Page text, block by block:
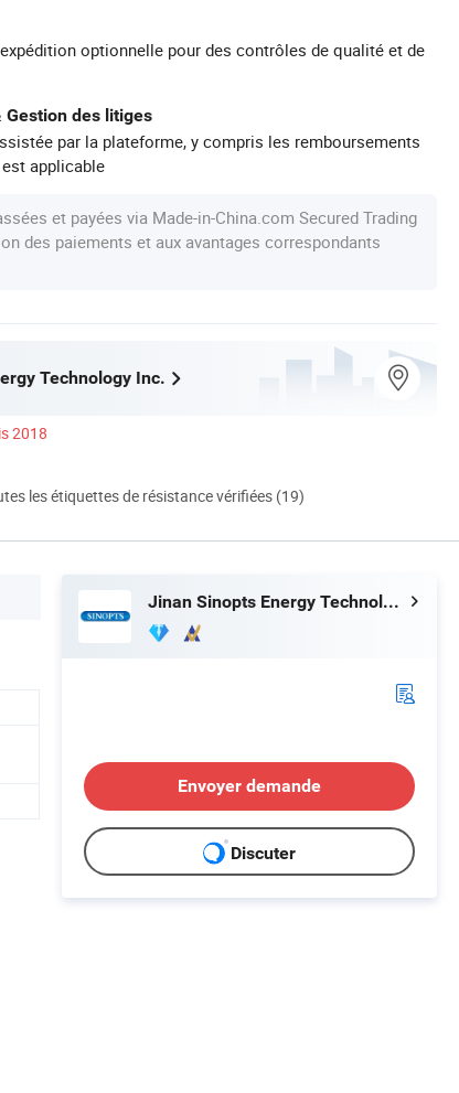
optionnelle pour des contrôles de qualité et de
des litiges
par la plateforme, y compris les remboursements
applicable
et payées via Made-in-China.com Secured Trading
des paiements et aux avantages correspondants
Technology Inc.
2018
les étiquettes de résistance vérifiées (19)
Jinan Sinopts Energy Technology Inc.
Envoyer demande
Discuter